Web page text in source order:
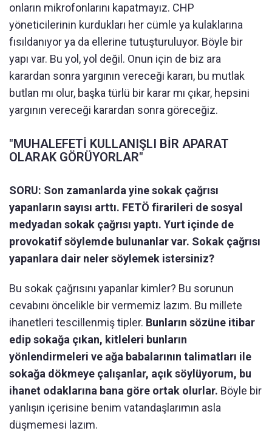
onların mikrofonlarını kapatmayız. CHP
yöneticilerinin kurdukları her cümle ya kulaklarına
fısıldanıyor ya da ellerine tutuşturuluyor. Böyle bir
yapı var. Bu yol, yol değil. Onun için de biz ara
karardan sonra yargının vereceği kararı, bu mutlak
butlan mı olur, başka türlü bir karar mı çıkar, hepsini
yargının vereceği karardan sonra göreceğiz.
"MUHALEFETİ KULLANIŞLI BİR APARAT
OLARAK GÖRÜYORLAR"
SORU: Son zamanlarda yine sokak çağrısı
yapanların sayısı arttı. FETÖ firarileri de sosyal
medyadan sokak çağrısı yaptı. Yurt içinde de
provokatif söylemde bulunanlar var. Sokak çağrısı
yapanlara dair neler söylemek istersiniz?
Bu sokak çağrısını yapanlar kimler? Bu sorunun
cevabını öncelikle bir vermemiz lazım. Bu millete
ihanetleri tescillenmiş tipler. Bunların sözüne itibar
edip sokağa çıkan, kitleleri bunların
yönlendirmeleri ve ağa babalarının talimatları ile
sokağa dökmeye çalışanlar, açık söylüyorum, bu
ihanet odaklarına bana göre ortak olurlar. Böyle bir
yanlışın içerisine benim vatandaşlarımın asla
düşmemesi lazım.